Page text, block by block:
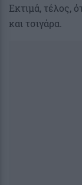
Εκτιμά, τέλος,
και τσιγάρα.